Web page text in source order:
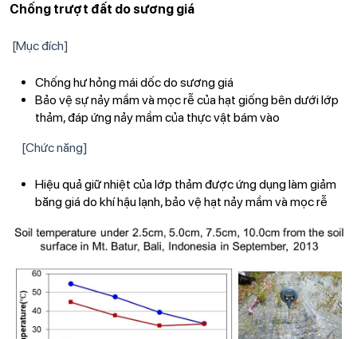
Chống trượt đất do sương giá
[Mục đích]
Chống hư hỏng mái dốc do sương giá
Bảo vệ sự nảy mầm và mọc rễ của hạt giống bên dưới lớp
thảm, đáp ứng nảy mầm của thực vật bám vào
[Chức năng]
Hiệu quả giữ nhiệt của lớp thảm được ứng dụng làm giảm
băng giá do khí hậu lạnh, bảo vệ hạt nảy mầm và mọc rễ